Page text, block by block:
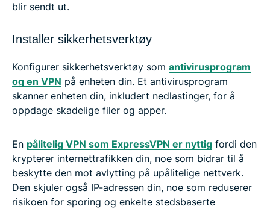
blir sendt ut.
Installer sikkerhetsverktøy
Konfigurer sikkerhetsverktøy som antivirusprogram
og en VPN på enheten din. Et antivirusprogram
skanner enheten din, inkludert nedlastinger, for å
oppdage skadelige filer og apper.
En pålitelig VPN som ExpressVPN er nyttig fordi den
krypterer internettrafikken din, noe som bidrar til å
beskytte den mot avlytting på upålitelige nettverk.
Den skjuler også IP-adressen din, noe som reduserer
risikoen for sporing og enkelte stedsbaserte